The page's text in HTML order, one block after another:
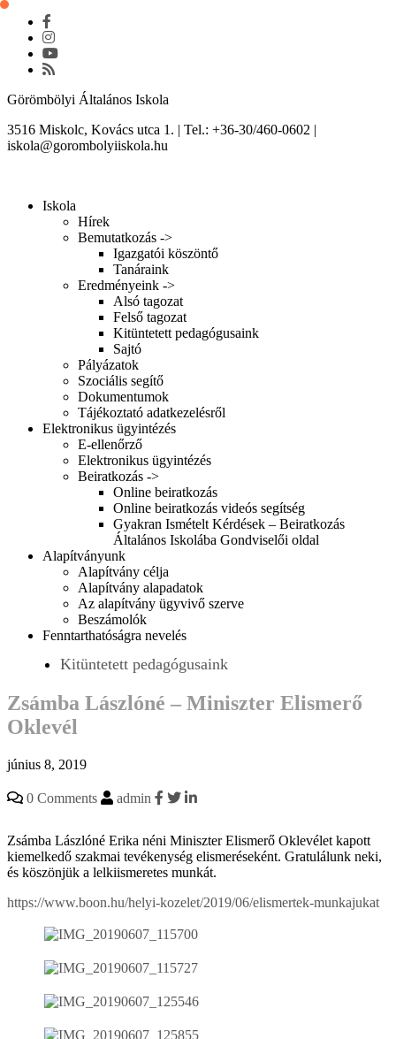
Skip
content
Görömbölyi Általános Iskola
3516 Miskolc, Kovács utca 1. | Tel.: +36-30/460-0602 |
iskola@gorombolyiiskola.hu
navigationIskola
Hírek
Bemutatkozás ->
Igazgatói köszöntő
Tanáraink
Eredményeink ->
Alsó tagozat
Felső tagozat
Kitüntetett pedagógusaink
Sajtó
Pályázatok
Szociális segítő
Dokumentumok
Tájékoztató adatkezelésről
Elektronikus ügyintézés
E-ellenőrző
Elektronikus ügyintézés
Beiratkozás ->
Online beiratkozás
Online beiratkozás videós segítség
Gyakran Ismételt Kérdések – Beiratkozás
Általános Iskolába Gondviselői oldal
Alapítványunk
Alapítvány célja
Alapítvány alapadatok
Az alapítvány ügyvivő szerve
Beszámolók
Fenntarthatóságra nevelés
Kitüntetett pedagógusaink
Zsámba Lászlóné – Miniszter Elismerő
Oklevél
június 8, 2019
0 Comments admin
Zsámba Lászlóné Erika néni Miniszter Elismerő Oklevélet kapott
kiemelkedő szakmai tevékenység elismeréseként. Gratulálunk neki,
és köszönjük a lelkiismeretes munkát.
https://www.boon.hu/helyi-kozelet/2019/06/elismertek-munkajukat